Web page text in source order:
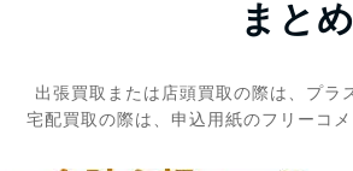
まと
出張買取または店頭買取の際は、プラ
宅配買取の際は、申込用紙のフリーコ